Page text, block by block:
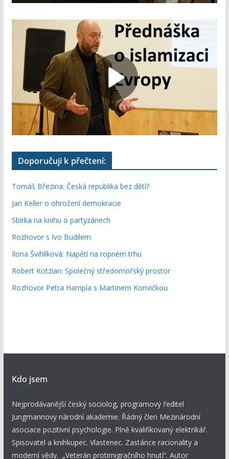
Doporučuji k přečtení:
Tomáš Březina: Česká republika bez dětí?
Jan Keller o ohrožení demokracie
Sbírka na knihu o partyzánech
Rozhovor s Ivo Budilem
Ilona Švihlíková: Napětí na ropném trhu
Robert Kotzian: Společný středomořský prostor
Rozhovor Petra Hampla s Martinem Konvičkou
Kdo jsem
Nejprodávanější český sociolog, programový ředitel
Jungmannovy národní akademie. Řádný člen Mezinárodní
asociace pozitivní psychologie. Plně kvalifikovaný elektrikář.
Spisovatel a knihkupec. Vlastenec. Zastánce racionality a
moderní vědy. „Veterán protimigračního hnutí“. Autor